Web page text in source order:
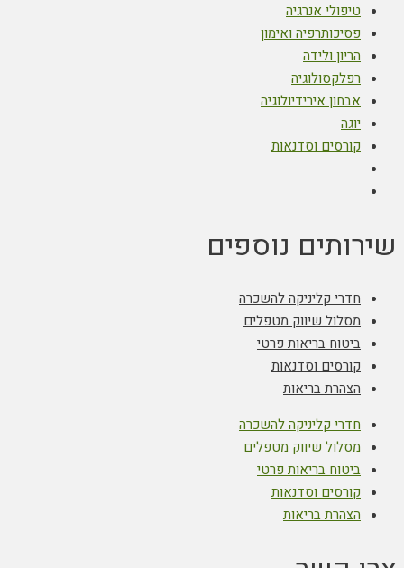
טיפולי אנרגיה
פסיכותרפיה ואימון
הריון ולידה
רפלקסולוגיה
אבחון אירידיולוגיה
יוגה
קורסים וסדנאות
שירותים נוספים
חדרי קליניקה להשכרה
מסלול שיווק מטפלים
ביטוח בריאות פרטי
קורסים וסדנאות
הצהרת בריאות
חדרי קליניקה להשכרה
מסלול שיווק מטפלים
ביטוח בריאות פרטי
קורסים וסדנאות
הצהרת בריאות